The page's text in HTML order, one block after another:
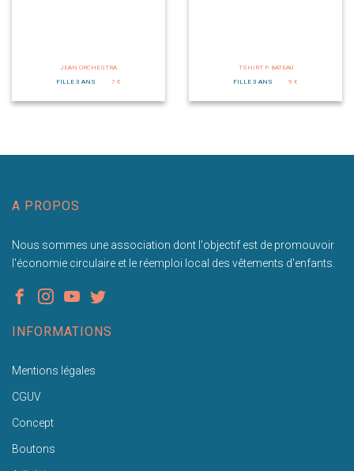
JEAN ORCHESTRA
FILLE 3 ANS
7 €
TSHIRT P. BATEAU
FILLE 3 ANS
9 €
A PROPOS
Nous sommes une association dont l'objectif est de promouvoir
l'économie circulaire et le réemploi local des vêtements d'enfants.
INFORMATIONS
Mentions légales
CGUV
Concept
Boutons